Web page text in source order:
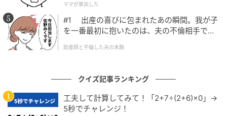
ママが家出した
#1 出産の喜びに包まれたあの瞬間。我が子
を一番最初に抱いたのは、夫の不倫相手でし
助産師と不倫した夫の末路
クイズ記事ランキング
工夫して計算してみて！「2+7÷(2+6)×0」→
5秒でチャレンジ！